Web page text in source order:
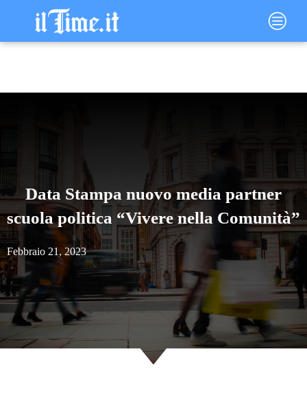
contenuto
Main
Menu
Data Stampa nuovo media partner
scuola politica “Vivere nella Comunità”
Febbraio 21, 2023